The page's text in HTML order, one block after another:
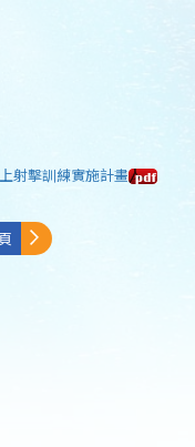
射擊訓練實施計畫